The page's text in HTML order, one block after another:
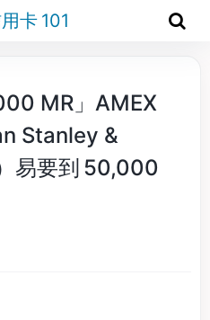
卡 101
MR」AMEX
Stanley &
易要到 50,000